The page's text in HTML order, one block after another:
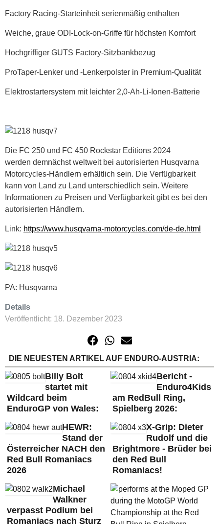
Factory Racing-Starteinheit serienmäßig enthalten
Weiche, graue ODI-Lock-on-Griffe für höchsten Komfort
Hochgriffiger GUTS Factory-Sitzbankbezug
ProTaper-Lenker und -Lenkerpolster in Premium-Qualität
Elektrostartersystem mit leichter 2,0-Ah-Li-Ionen-Batterie
Die FC 250 und FC 450 Rockstar Editions 2024
werden demnächst weltweit bei autorisierten Husqvarna
Motorcycles-Händlern erhältlich sein. Die Verfügbarkeit
kann von Land zu Land unterschiedlich sein. Weitere
Informationen zu Preisen und Verfügbarkeit gibt es bei den
autorisierten Händlern.
Link: https://www.husqvarna-motorcycles.com/de-de.html
PA: Husqvarna
Details
Veröffentlicht: 18. Dezember 2023
DIE NEUESTEN ARTIKEL AUF ENDURO-AUSTRIA:
Billy Bolt
startet mit
Wildcard beim
EnduroGP von Wales:
Bericht -
Enduro4Kids
am RedBull Ring,
Spielberg 2026:
HEWR:
Stand der
Österreicher NACH den
Red Bull Romaniacs
2026
X-Grip: Dieter
Rudolf und die
Brightmore - Brüder bei
den Red Bull
Romaniacs!
Michael
Walkner
verpasst Podium bei
Romaniacs nach Sturz